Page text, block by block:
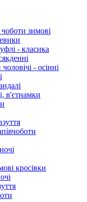
зимові
- класика
- осінні
в'єтнамки
кросівки